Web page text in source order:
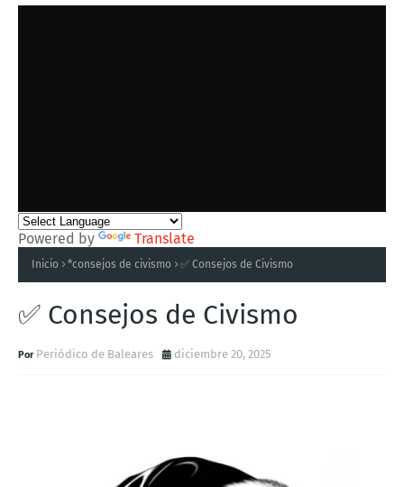
Powered by Translate
Inicio *consejos de civismo ✅ Consejos de Civismo
✅ Consejos de Civismo
Periódico de Baleares diciembre 20, 2025